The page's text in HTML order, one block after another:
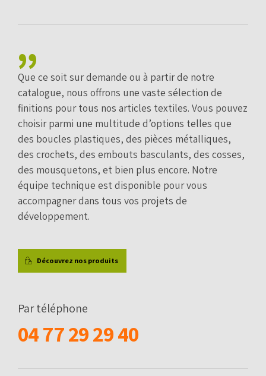
Que ce soit sur demande ou à partir de notre
catalogue, nous offrons une vaste sélection de
finitions pour tous nos articles textiles. Vous pouvez
choisir parmi une multitude d’options telles que
des boucles plastiques, des pièces métalliques,
des crochets, des embouts basculants, des cosses,
des mousquetons, et bien plus encore. Notre
équipe technique est disponible pour vous
accompagner dans tous vos projets de
développement.
Découvrez nos produits
Par téléphone
04 77 29 29 40